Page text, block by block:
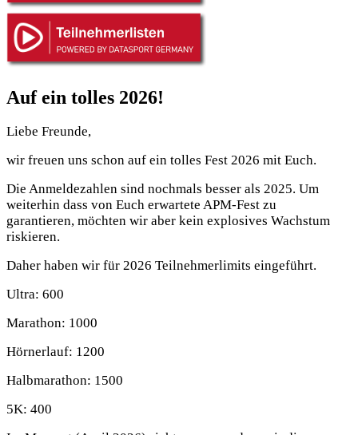
Auf ein tolles 2026!
Liebe Freunde,
wir freuen uns schon auf ein tolles Fest 2026 mit Euch.
Die Anmeldezahlen sind nochmals besser als 2025. Um
weiterhin dass von Euch erwartete APM-Fest zu
garantieren, möchten wir aber kein explosives Wachstum
riskieren.
Daher haben wir für 2026 Teilnehmerlimits eingeführt.
Ultra: 600
Marathon: 1000
Hörnerlauf: 1200
Halbmarathon: 1500
5K: 400